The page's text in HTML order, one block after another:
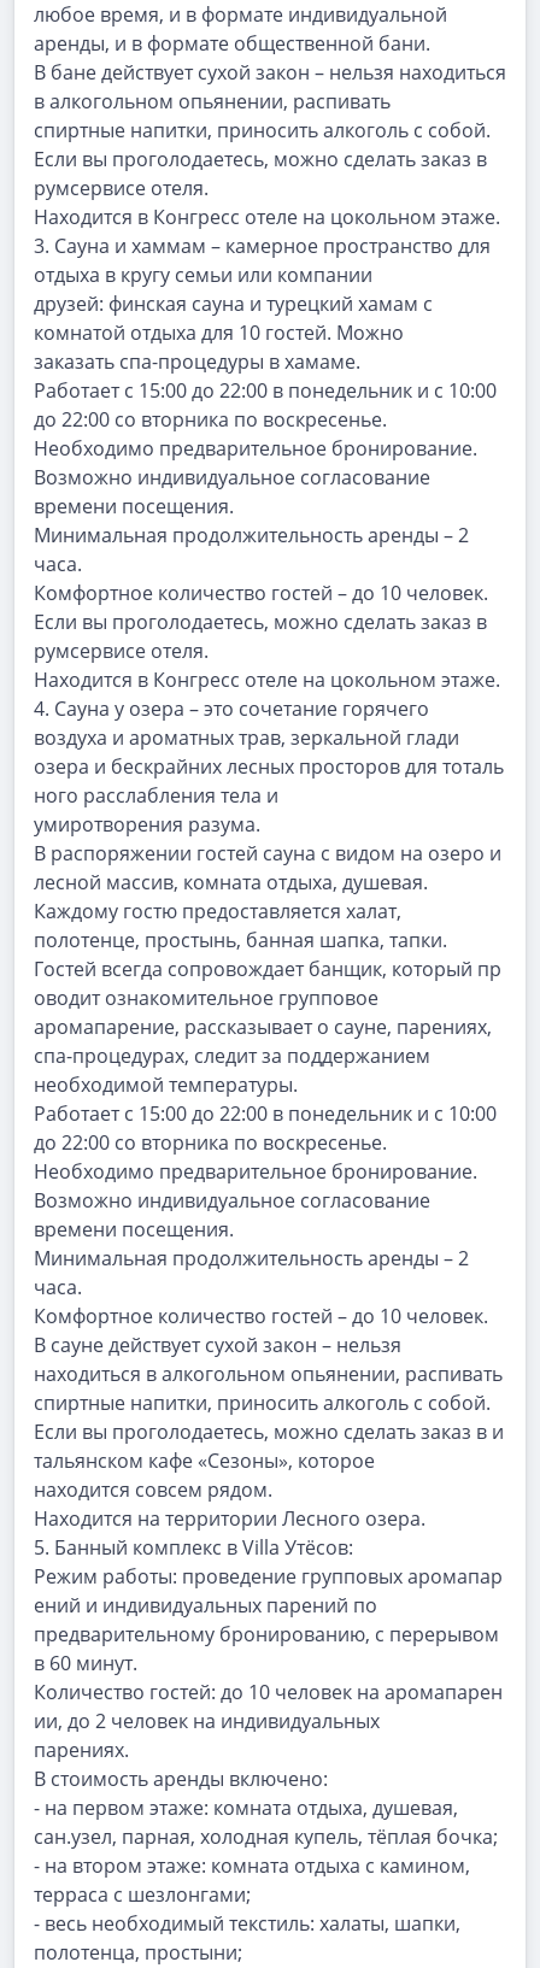
любое время, и в формате индивидуальной
аренды, и в формате общественной бани.
В бане действует сухой закон – нельзя находиться
в алкогольном опьянении, распивать
спиртные напитки, приносить алкоголь с собой.
Если вы проголодаетесь, можно сделать заказ в
румсервисе отеля.
Находится в Конгресс отеле на цокольном этаже.
3. Сауна и хаммам – камерное пространство для
отдыха в кругу семьи или компании
друзей: финская сауна и турецкий хамам с
комнатой отдыха для 10 гостей. Можно
заказать спа-процедуры в хамаме.
Работает с 15:00 до 22:00 в понедельник и с 10:00
до 22:00 со вторника по воскресенье.
Необходимо предварительное бронирование.
Возможно индивидуальное согласование
времени посещения.
Минимальная продолжительность аренды – 2
часа.
Комфортное количество гостей – до 10 человек.
Если вы проголодаетесь, можно сделать заказ в
румсервисе отеля.
Находится в Конгресс отеле на цокольном этаже.
4. Сауна у озера – это сочетание горячего
воздуха и ароматных трав, зеркальной глади
озера и бескрайнихлесных просторовдля тоталь
ного расслабления тела и
умиротворения разума.
В распоряжении гостей сауна с видом на озеро и
лесной массив, комната отдыха, душевая.
Каждому гостю предоставляется халат,
полотенце, простынь, банная шапка, тапки.
Гостей всегда сопровождает банщик, который пр
оводит ознакомительное групповое
аромапарение, рассказывает о сауне, парениях,
спа-процедурах, следит за поддержанием
необходимой температуры.
Работает с 15:00 до 22:00 в понедельник и с 10:00
до 22:00 со вторника по воскресенье.
Необходимо предварительное бронирование.
Возможно индивидуальное согласование
времени посещения.
Минимальная продолжительность аренды – 2
часа.
Комфортное количество гостей – до 10 человек.
В сауне действует сухой закон – нельзя
находиться в алкогольном опьянении, распивать
спиртные напитки, приносить алкоголь с собой.
Если вы проголодаетесь, можно сделатьзаказ в и
тальянском кафе «Сезоны», которое
находится совсем рядом.
Находится на территории Лесного озера.
5. Банный комплекс в Villa Утёсов:
Режим работы: проведение групповыхаромапар
ений и индивидуальных парений по
предварительному бронированию, с перерывом
в 60 минут.
Количество гостей: до 10 человек на аромапарен
ии, до 2 человек на индивидуальных
парениях.
В стоимость аренды включено:
- на первом этаже: комната отдыха, душевая,
сан.узел, парная, холодная купель, тёплая бочка;
- на втором этаже: комната отдыха с камином,
терраса с шезлонгами;
- весь необходимый текстиль: халаты, шапки,
полотенца, простыни;